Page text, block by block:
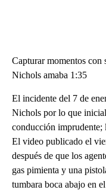
Capturar momentos con
Nichols amaba 1:35
El incidente del 7 de
Nichols por lo que
conducción imprudente;
El video publicado el
después de que los
gas pimienta y una
tumbara boca abajo en